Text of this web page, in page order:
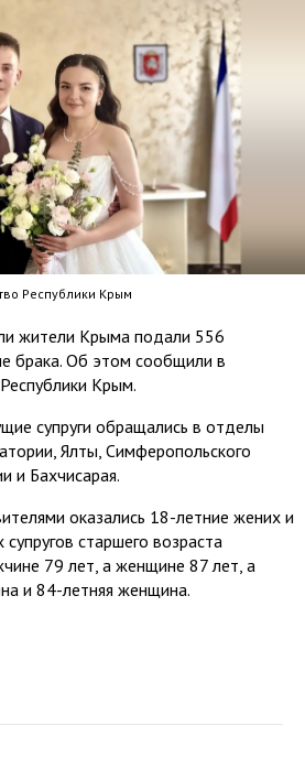
Республики Крым
жители Крыма подали 556
брака. Об этом сообщили в
Крым.
супруги обращались в отделы
Ялты, Симферопольского
и Бахчисарая.
оказались 18-летние жених и
старшего возраста
79 лет, а женщине 87 лет, а
и 84-летняя женщина.